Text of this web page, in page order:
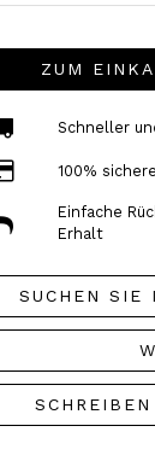
ZUM
Schneller
100%
Einfache
Erhalt
SUCHEN SIE